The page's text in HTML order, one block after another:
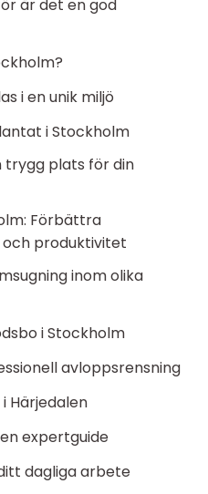
är det en god
i en unik miljö
i Stockholm
trygg plats för din
Förbättra
produktivitet
inom olika
i Stockholm
avloppsrensning
Härjedalen
expertguide
dagliga arbete